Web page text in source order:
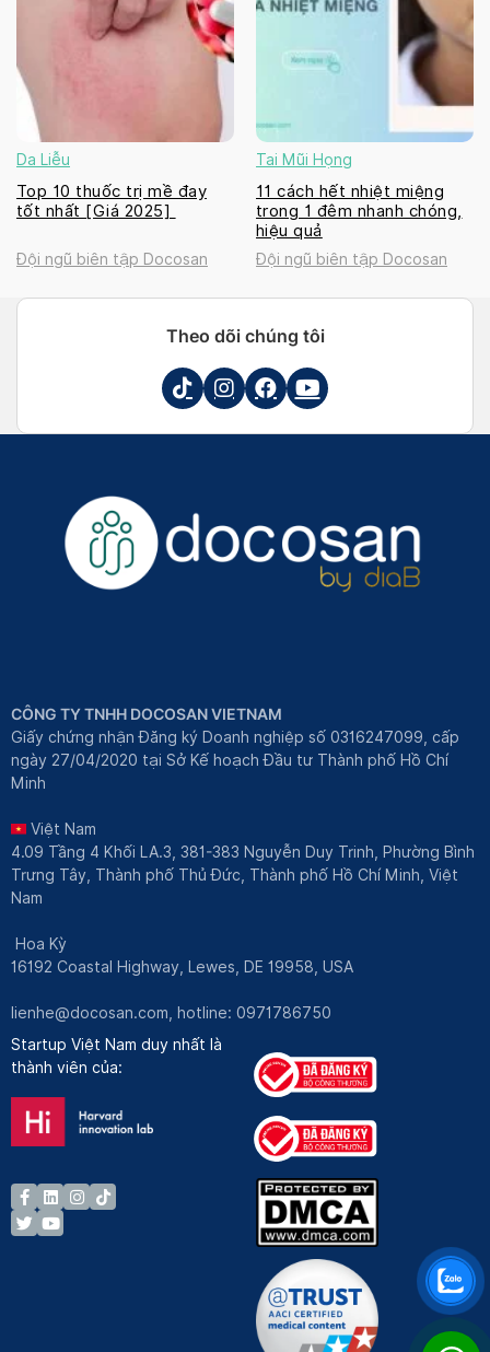
Da Liễu
Top 10 thuốc trị mề đay
tốt nhất [Giá 2025]
Đội ngũ biên tập Docosan
Tai Mũi Họng
11 cách hết nhiệt miệng
trong 1 đêm nhanh chóng,
hiệu quả
Đội ngũ biên tập Docosan
Theo dõi chúng tôi
CÔNG TY TNHH DOCOSAN VIETNAM
Giấy chứng nhận Đăng ký Doanh nghiệp số 0316247099, cấp
ngày 27/04/2020 tại Sở Kế hoạch Đầu tư Thành phố Hồ Chí
Minh
Việt Nam
4.09 Tầng 4 Khối LA.3, 381-383 Nguyễn Duy Trinh, Phường Bình
Trưng Tây, Thành phố Thủ Đức, Thành phố Hồ Chí Minh, Việt
Nam
Hoa Kỳ
16192 Coastal Highway, Lewes, DE 19958, USA
lienhe@docosan.com , hotline: 0971786750
Startup Việt Nam duy nhất là
thành viên của: